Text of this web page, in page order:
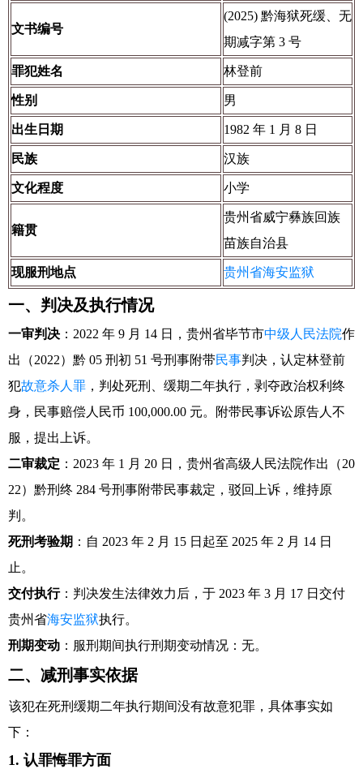
文书编号
(2025) 黔海狱死缓、无
期减字第 3 号
罪犯姓名 林登前
性别 男
出生日期 1982 年 1 月 8 日
民族 汉族
文化程度 小学
籍贯
贵州省威宁彝族回族
苗族自治县
现服刑地点 贵州省海安监狱
一、判决及执行情况
一审判决 ：2022 年 9 月 14 日，贵州省毕节市中级人民法院作
出（2022）黔 05 刑初 51 号刑事附带民事判决，认定林登前
犯故意杀人罪 ，判处死刑、缓期二年执行，剥夺政治权利终
身，民事赔偿人民币 100,000.00 元。附带民事诉讼原告人不
服，提出上诉。
二审裁定 ：2023 年 1 月 20 日，贵州省高级人民法院作出（20
22）黔刑终 284 号刑事附带民事裁定，驳回上诉，维持原
判。
死刑考验期 ：自 2023 年 2 月 15 日起至 2025 年 2 月 14 日
止。
交付执行：判决发生法律效力后，于 2023 年 3 月 17 日交付
贵州省海安监狱执行。
刑期变动 ：服刑期间执行刑期变动情况：无。
二、减刑事实依据
该犯在死刑缓期二年执行期间没有故意犯罪，具体事实如
下：
1. 认罪悔罪方面